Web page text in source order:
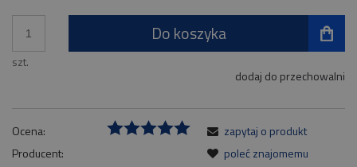
szt.
Do koszyka
dodaj do przechowalni
Ocena:
Producent:
zapytaj o produkt
poleć znajomemu